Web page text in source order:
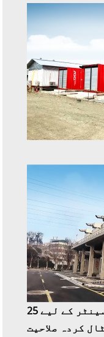
درمیانے درجے کے ڈیٹا سینٹر کے لیے 25
کردہ صلاحیت